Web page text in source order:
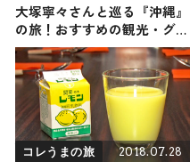
大塚寧々さんと巡る『沖縄』
の旅！おすすめの観光・グル
メをご紹介 2025年4月12日放
送
コレうまの旅 2018.07.28